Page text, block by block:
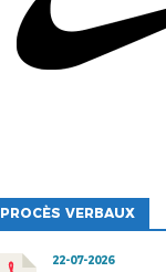
PROCÈS VERBAUX
22-07-2026